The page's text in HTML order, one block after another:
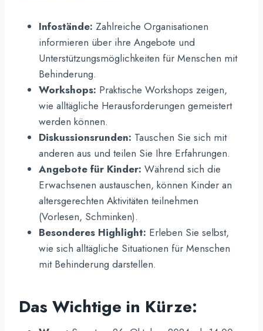
Infostände: Zahlreiche Organisationen
informieren über ihre Angebote und
Unterstützungsmöglichkeiten für Menschen mit
Behinderung.
Workshops: Praktische Workshops zeigen,
wie alltägliche Herausforderungen gemeistert
werden können.
Diskussionsrunden: Tauschen Sie sich mit
anderen aus und teilen Sie Ihre Erfahrungen.
Angebote für Kinder: Während sich die
Erwachsenen austauschen, können Kinder an
altersgerechten Aktivitäten teilnehmen
(Vorlesen, Schminken).
Besonderes Highlight: Erleben Sie selbst,
wie sich alltägliche Situationen für Menschen
mit Behinderung darstellen.
Das Wichtige in Kürze: